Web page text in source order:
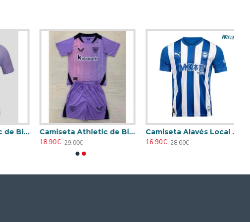
Camiseta Athletic de Bilbao 2024/2025 Alternativo
Camiseta Athletic de Bilbao 2024/2025 Alternativo Niño Kit
18.90€ 29.00€
Camiseta Alavés Local 2025/2026 Azul/Blanco con Parche La Liga
16.90€ 28.00€